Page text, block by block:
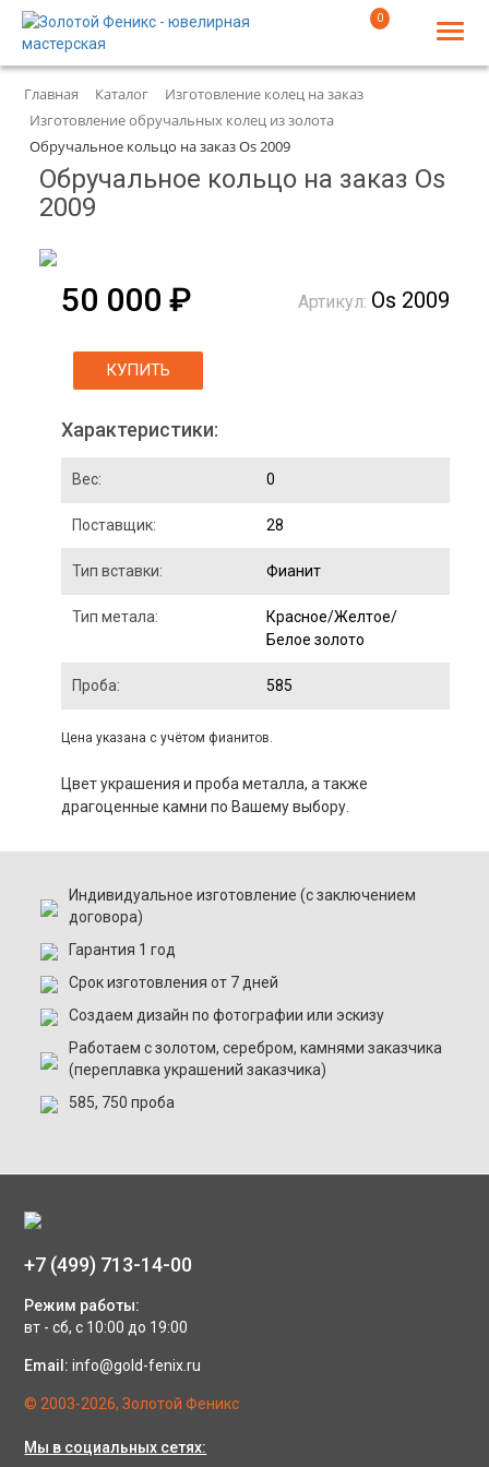
0
Главная Каталог
Изготовление колец на заказ
Изготовление обручальных колец из золота
Обручальное кольцо на заказ Os 2009
Обручальное кольцо на заказ Os
2009
50 000 ₽ Артикул: Os 2009
КУПИТЬ
Характеристики:
Вес: 0
Поставщик: 28
Тип вставки: Фианит
Тип метала:
Красное/Желтое/
Белое золото
Проба: 585
Цена указана с учётом фианитов.
Цвет украшения и проба металла, а также
драгоценные камни по Вашему выбору.
Индивидуальное изготовление (с заключением
договора)
Гарантия 1 год
Срок изготовления от 7 дней
Создаем дизайн по фотографии или эскизу
Работаем с золотом, серебром, камнями заказчика
(переплавка украшений заказчика)
585, 750 проба
Мы в социальных сетях:
+7 (499) 713-14-00
Режим работы:
вт - сб, с 10:00 до 19:00
Email: info@gold-fenix.ru
© 2003-2026, Золотой Феникс